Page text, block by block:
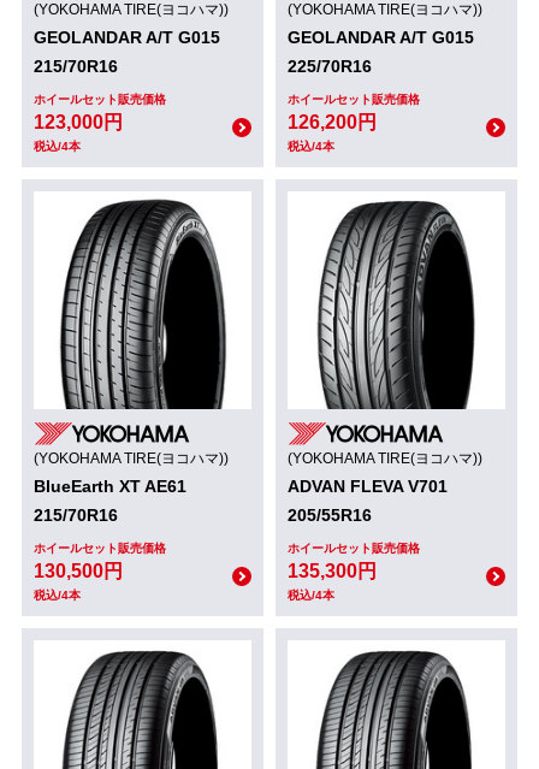
(YOKOHAMA TIRE(ヨコハマ))
GEOLANDAR A/T G015
215/70R16
ホイールセット販売価格
123,000円
税込/4本
(YOKOHAMA TIRE(ヨコハマ))
GEOLANDAR A/T G015
225/70R16
ホイールセット販売価格
126,200円
税込/4本
(YOKOHAMA TIRE(ヨコハマ))
BlueEarth XT AE61
215/70R16
ホイールセット販売価格
130,500円
税込/4本
(YOKOHAMA TIRE(ヨコハマ))
ADVAN FLEVA V701
205/55R16
ホイールセット販売価格
135,300円
税込/4本